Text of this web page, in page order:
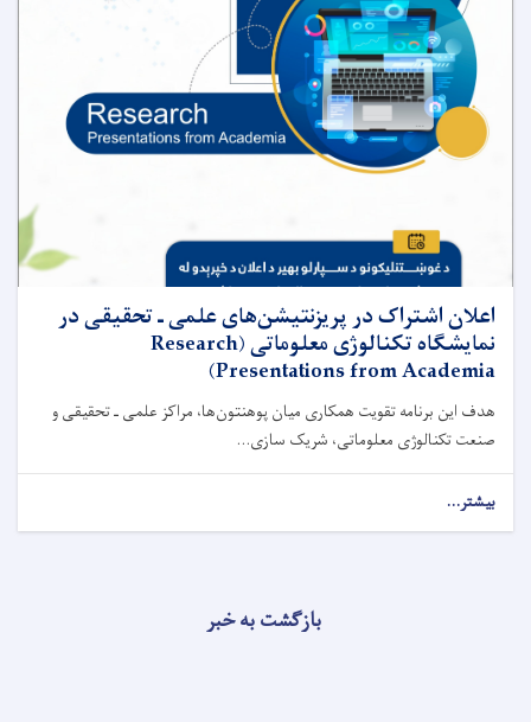
اعلان اشتراک در پریزنتیشن‌های علمی ـ تحقیقی در
نمایشگاه تکنالوژی معلوماتی (Research
Presentations from Academia)
هدف این برنامه تقویت همکاری میان پوهنتون‌ها، مراکز علمی ـ تحقیقی و
صنعت تکنالوژی معلوماتی، شریک ‌سازی...
بیشتر...
بازگشت به خبر